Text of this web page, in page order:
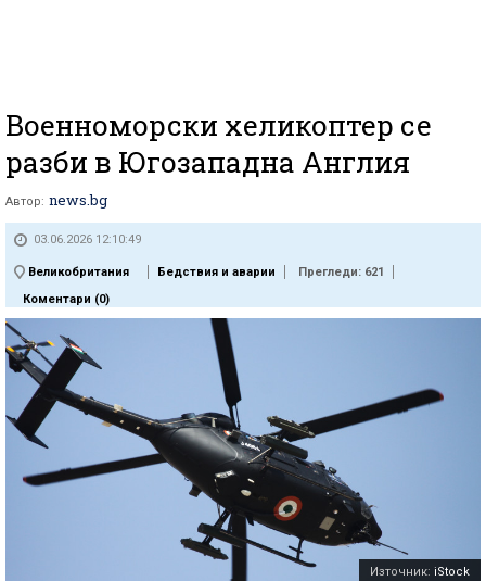
Военноморски хеликоптер се
разби в Югозападна Англия
Автор: news.bg
03.06.2026 12:10:49
Великобритания Бедствия и аварии
Прегледи: 621
Коментари (0)
Източник: iStock